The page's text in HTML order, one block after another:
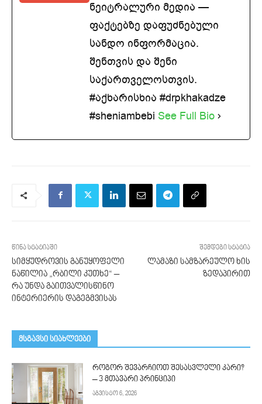
ნეიტრალური მედია —
ფაქტებზე დაფუძნებული
სანდო ინფორმაცია.
შენთვის და შენი
საქართველოსთვის.
#აქხარისხია #drpkhakadze
#sheniambebi See Full Bio
წინა სტატიაში
სიმყუდროვის განუყოფელი
ნაწილია „რბილი კუთხე“ –
რა უნდა გაითვალისწინო
ინტერიერის დაგეგმვისას
შემდეგი სტატია
ლამაზი სამზარეულო ხის
ზედაპირით
მსგავსი სიახლეები
როგორ შევარჩიოთ შესასვლელი კარი?
– 3 მთავარი პრინციპი
აგვისტო 6, 2026